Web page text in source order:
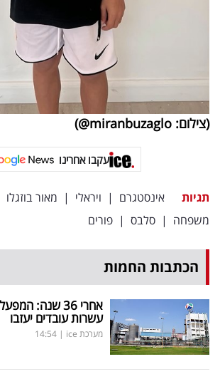
(צילום: miranbuzaglo@)
עקבו אחרינו
תגיות אינסטגרם | ויראלי | מאור בוזגלו
משפחה | סלבס | פורים
הכתבות החמות
אחרי 36 שנה:
עשרות עובדים יעזבו
מערכת ice |
14:54